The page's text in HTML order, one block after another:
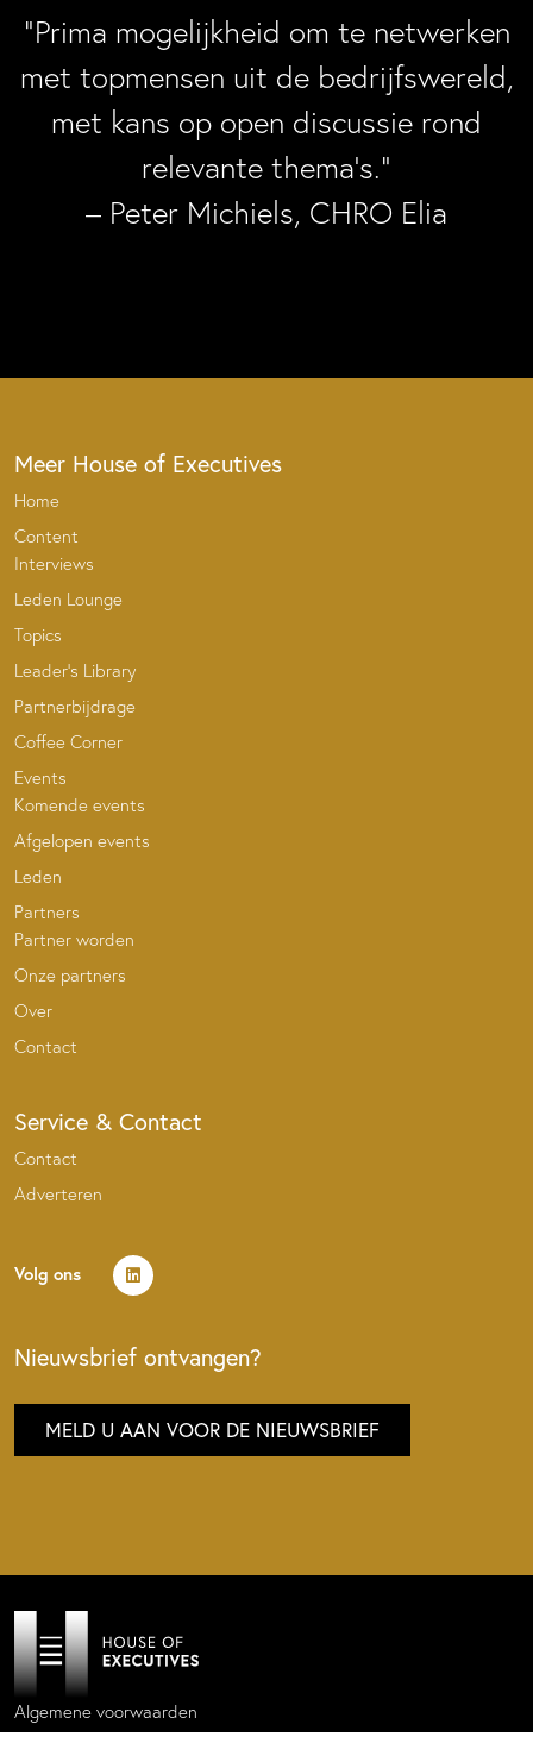
“Prima mogelijkheid om te netwerken
met topmensen uit de bedrijfswereld,
met kans op open discussie rond
relevante thema’s.”
– Peter Michiels, CHRO Elia
Meer House of Executives
Home
Content
Interviews
Leden Lounge
Topics
Leader’s Library
Partnerbijdrage
Coffee Corner
Events
Komende events
Afgelopen events
Leden
Partners
Partner worden
Onze partners
Over
Contact
Service & Contact
Contact
Adverteren
Volg ons
Nieuwsbrief ontvangen?
MELD U AAN VOOR DE NIEUWSBRIEF
Algemene voorwaarden
Privacy policy